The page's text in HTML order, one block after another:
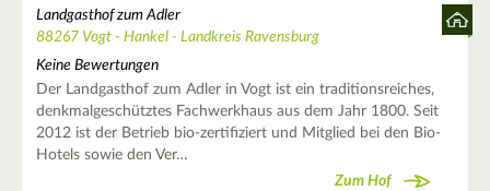
Landgasthof zum Adler
88267 Vogt - Hankel - Landkreis Ravensburg
Keine Bewertungen
Der Landgasthof zum Adler in Vogt ist ein traditionsreiches,
denkmalgeschütztes Fachwerkhaus aus dem Jahr 1800. Seit
2012 ist der Betrieb bio-zertifiziert und Mitglied bei den Bio-
Hotels sowie den Ver…
Zum Hof